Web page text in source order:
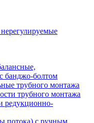
банджо-болтом
трубного монтажа
трубного монтажа
редукционно-
потока) с ручным